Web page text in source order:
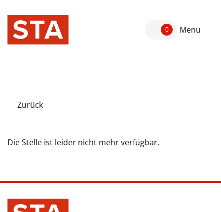
0 Menu
Zurück
Die Stelle ist leider nicht mehr verfügbar.